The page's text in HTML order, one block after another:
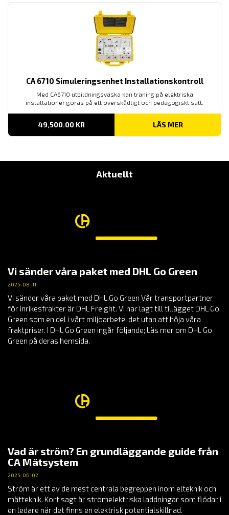
CA 6710 Simuleringsenhet Installationskontroll
Med CA6710 utbildningsväska kan träning på elektriska
installationer göras på ett överskådligt och pedagogiskt sätt.
49,500.00 KR LÄS MER
Aktuellt
Vi sänder våra paket med DHL Go Green
2025-08-11
Vi sänder våra paket med DHL Go Green Vår transportpartner
för inrikesfrakter är DHL Freight. Vi har lagt till tillägget DHL Go
Green som en del i vårt miljöarbete, det utan att höja våra
fraktpriser. I DHL Go Green ingår följande; Läs mer om DHL Go
Green på deras hemsida.
Vad är ström? En grundläggande guide från
CA Mätsystem
2025-06-02
Ström är ett av de mest centrala begreppen inom elteknik och
mätteknik. Kort sagt är strömelektriska laddningar som flödar i
en ledare när det finns en elektrisk potentialskillnad.